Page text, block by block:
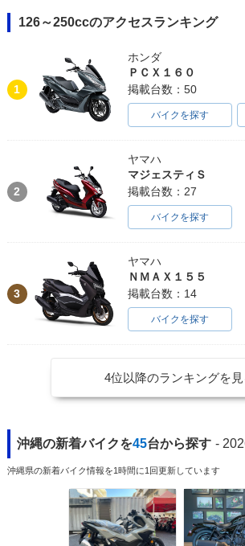
126～250ccのアクセスランキング
1
ホンダ
ＰＣＸ１６０
掲載台数：50
バイクを探す
2
ヤマハ
マジェスティＳ
掲載台数：27
バイクを探す
3
ヤマハ
ＮＭＡＸ１５５
掲載台数：14
バイクを探す
4位以降のランキングを見
沖縄の新着バイクを45台から探す -
沖縄県の新着バイク情報を1時間に1回更新しています